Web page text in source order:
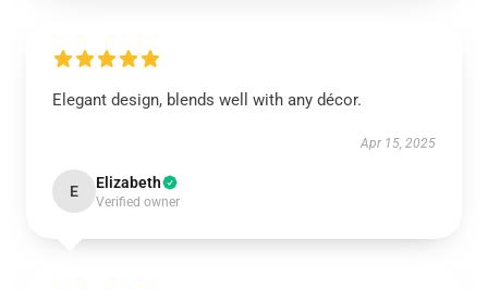
Elegant design, blends well with any décor.
Apr 15, 2025
E Elizabeth
Verified owner